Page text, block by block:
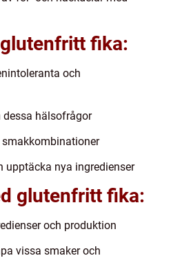
fika:
och
dessa hälsofrågor
nya ingredienser
glutenfritt fika:
och produktion
vissa smaker och